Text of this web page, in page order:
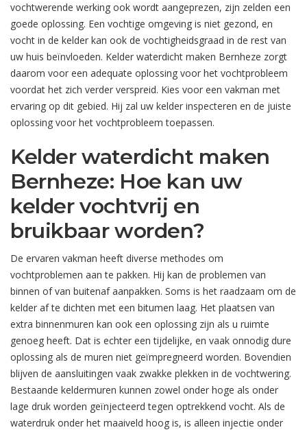
vochtwerende werking ook wordt aangeprezen, zijn zelden een
goede oplossing. Een vochtige omgeving is niet gezond, en
vocht in de kelder kan ook de vochtigheidsgraad in de rest van
uw huis beïnvloeden. Kelder waterdicht maken Bernheze zorgt
daarom voor een adequate oplossing voor het vochtprobleem
voordat het zich verder verspreid. Kies voor een vakman met
ervaring op dit gebied. Hij zal uw kelder inspecteren en de juiste
oplossing voor het vochtprobleem toepassen.
Kelder waterdicht maken
Bernheze: Hoe kan uw
kelder vochtvrij en
bruikbaar worden?
De ervaren vakman heeft diverse methodes om
vochtproblemen aan te pakken. Hij kan de problemen van
binnen of van buitenaf aanpakken. Soms is het raadzaam om de
kelder af te dichten met een bitumen laag. Het plaatsen van
extra binnenmuren kan ook een oplossing zijn als u ruimte
genoeg heeft. Dat is echter een tijdelijke, en vaak onnodig dure
oplossing als de muren niet geïmpregneerd worden. Bovendien
blijven de aansluitingen vaak zwakke plekken in de vochtwering.
Bestaande keldermuren kunnen zowel onder hoge als onder
lage druk worden geïnjecteerd tegen optrekkend vocht. Als de
waterdruk onder het maaiveld hoog is, is alleen injectie onder